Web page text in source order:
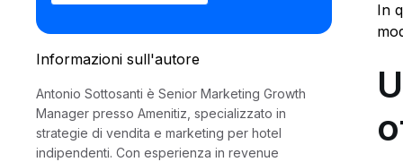
Informazioni sull'autore
Antonio Sottosanti è Senior Marketing Growth
Manager presso Amenitiz, specializzato in
strategie di vendita e marketing per hotel
indipendenti. Con esperienza in revenue
In